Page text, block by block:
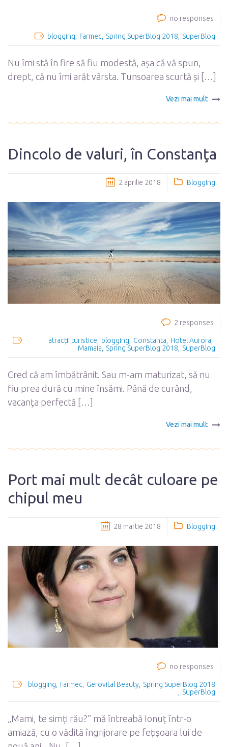
no responses
blogging Farmec Spring SuperBlog 2018 SuperBlog
Nu îmi stă în fire să fiu modestă, așa că vă spun,
drept, că nu îmi arăt vârsta. Tunsoarea scurtă și […]
Vezi mai mult
Dincolo de valuri, în Constanţa
2 aprilie 2018 Blogging
2 responses
atracții turistice blogging Constanta
Hotel Aurora
Mamaia
Spring SuperBlog 2018 SuperBlog
Cred că am îmbătrânit. Sau m-am maturizat, să nu
fiu prea dură cu mine însămi. Până de curând,
vacanţa perfectă […]
Vezi mai mult
Port mai mult decât culoare pe
chipul meu
28 martie 2018 Blogging
no responses
blogging Farmec Gerovital Beauty Spring SuperBlog 2018
SuperBlog
„Mami, te simți rău?” mă întreabă Ionuț într-o
amiază, cu o vădită îngrijorare pe fețișoara lui de